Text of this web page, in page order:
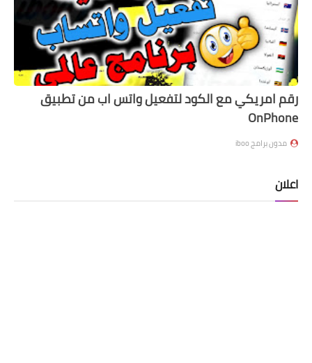
رقم امريكي مع الكود لتفعيل واتس اب من تطبيق
OnPhone
مدون برامج iboo
اعلان